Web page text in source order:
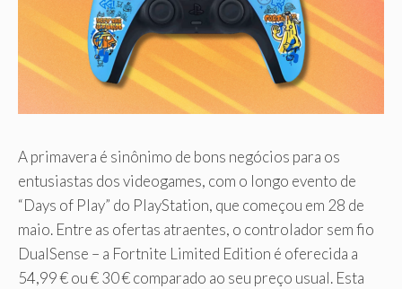
A primavera é sinônimo de bons negócios para os
entusiastas dos videogames, com o longo evento de
“Days of Play” do PlayStation, que começou em 28 de
maio. Entre as ofertas atraentes, o controlador sem fio
DualSense – a Fortnite Limited Edition é oferecida a
54,99 € ou € 30 € comparado ao seu preço usual. Esta